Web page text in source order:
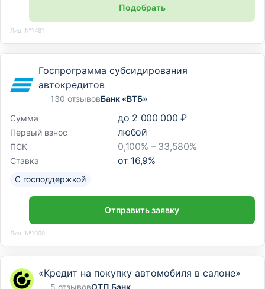
Подобрать
Лиц. №1481
Госпрограмма субсидирования
автокредитов
130 отзывовБанк «ВТБ»
Сумма
до 2 000 000 ₽
Первый взнос любой
ПСК 0,100% – 33,580%
Ставка от 16,9%
С господдержкой
Отправить заявку
Лиц. №1000
«Кредит на покупку автомобиля в салоне»
5 отзывовОТП Банк